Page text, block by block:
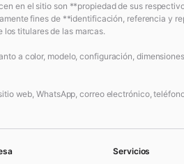
en el sitio son **propiedad de sus
fines de **identificación, referencia y
titulares de las marcas.
a color, modelo, configuración,
web, WhatsApp, correo electrónico,
Servicios